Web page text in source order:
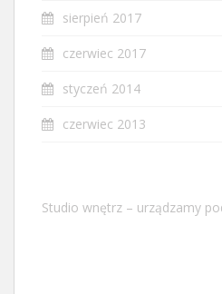
sierpień 2017
czerwiec 2017
styczeń 2014
czerwiec 2013
Studio wnętrz – urządzamy